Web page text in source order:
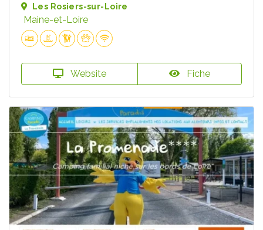
Les Rosiers-sur-Loire
Maine-et-Loire
Website Fiche